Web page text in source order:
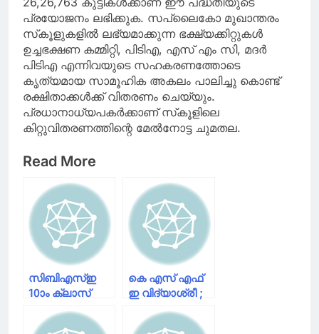
പ്രയോജനം ലഭിക്കുക. സപ്ലൈകോ മുഖാന്തരം
സ്‌കൂളുകളില്‍ ലഭ്യമാക്കുന്ന ഭക്ഷ്യക്കിറ്റുകള്‍
ഉച്ചഭക്ഷണ കമ്മിറ്റി, പിടിഎ, എസ് എം സി, മദര്‍
പിടിഎ എന്നിവയുടെ സഹകരണത്തോടെ
കൃത്യമായ സാമൂഹിക അകലം പാലിച്ചു കൊണ്ട്
രക്ഷിതാക്കള്‍ക്ക് വിതരണം ചെയ്യും.
പ്രധാനാധ്യപകര്‍ക്കാണ് സ്‌കൂളിലെ
കിറ്റുവിതരണത്തിന്റെ മേല്‍നോട്ട ചുമതല.
Read More
സിബിഎസ്ഇ
10ാം ക്ലാസ്
പരീക്ഷ റദ്ദാക്കി;
12ാം ക്ലാസ്
കെ എസ് എഫ്
ഇ വിദ്യാശ്രീ ;
പഠനപ്രക്രിയ
മികച്ചതാക്കാൻ